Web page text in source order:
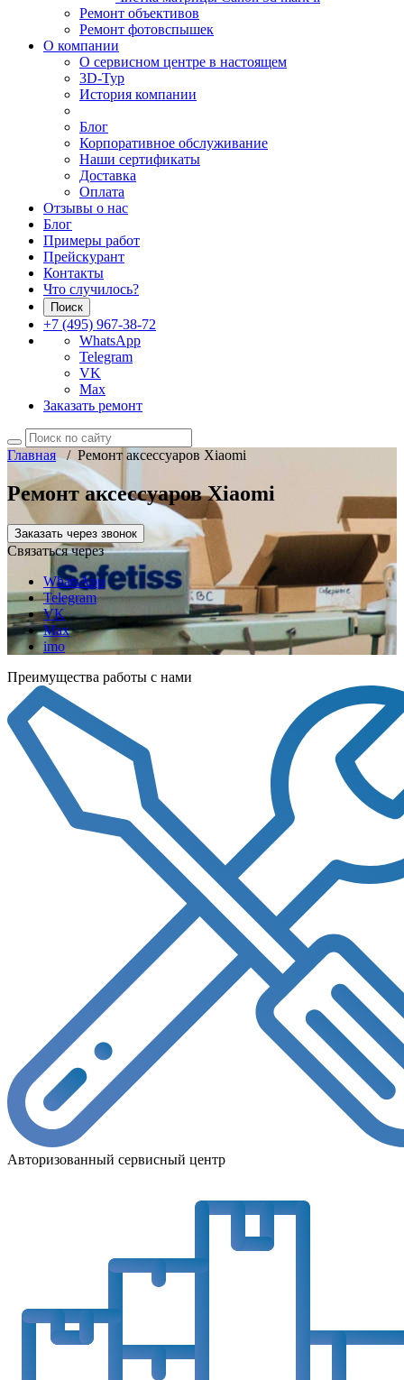
Ремонт объективов
Ремонт фотовспышек
О компании
О сервисном центре в настоящем
3D-Тур
История компании
Блог
Корпоративное обслуживание
Наши сертификаты
Доставка
Оплата
Отзывы о нас
Блог
Примеры работ
Прейскурант
Контакты
Что случилось?
Поиск
+7 (495) 967-38-72
WhatsApp
Telegram
VK
Max
Заказать ремонт
Главная/ Ремонт аксессуаров Xiaomi
Ремонт аксессуаров Xiaomi
Заказать через звонок
Связаться через
WhatsApp
Telegram
VK
Max
imo
Преимущества работы с нами
Авторизованный сервисный центр